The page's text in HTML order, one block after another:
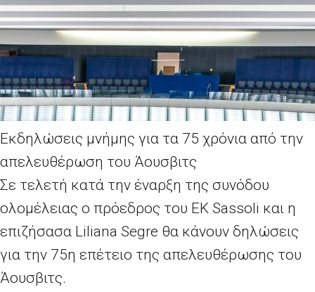
Εκδηλώσεις μνήμης για τα 75 χρόνια από την
απελευθέρωση του Άουσβιτς
Σε τελετή κατά την έναρξη της συνόδου
ολομέλειας ο πρόεδρος του ΕΚ Sassoli και η
επιζήσασα Liliana Segre θα κάνουν δηλώσεις
για την 75η επέτειο της απελευθέρωσης του
Άουσβιτς.